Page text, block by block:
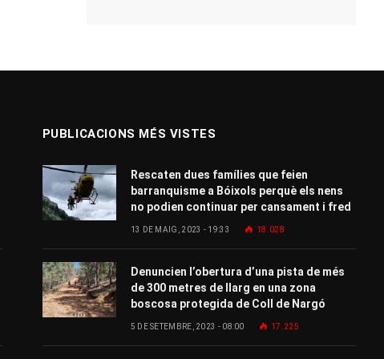
PUBLICACIONS MÉS VISTES
Rescaten dues famílies que feien
barranquisme a Bóixols perquè els nens
no podien continuar per cansament i fred
13 DE MAIG, 2023 - 19:33 18.028
Denuncien l’obertura d’una pista de més
de 300 metres de llarg en una zona
boscosa protegida de Coll de Nargó
5 DE SETEMBRE, 2023 - 08:00 17.225